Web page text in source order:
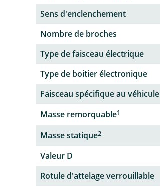
Sens d'enclenchement
Nombre de broches
Type de faisceau électrique
Type de boitier électronique
Faisceau spécifique au véhicule
Masse remorquable1
Masse statique2
Valeur D
Rotule d'attelage verrouillable